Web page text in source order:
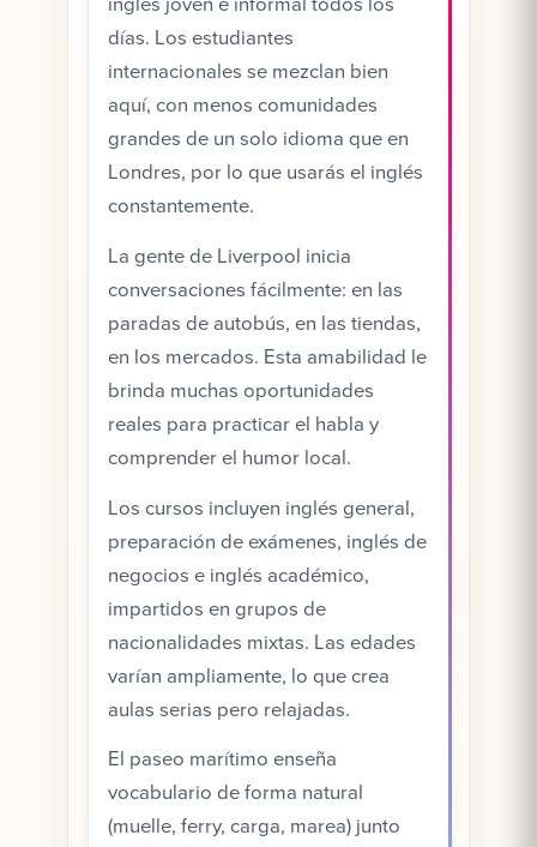
inglés joven e informal todos los
días. Los estudiantes
internacionales se mezclan bien
aquí, con menos comunidades
grandes de un solo idioma que en
Londres, por lo que usarás el inglés
constantemente.
La gente de Liverpool inicia
conversaciones fácilmente: en las
paradas de autobús, en las tiendas,
en los mercados. Esta amabilidad le
brinda muchas oportunidades
reales para practicar el habla y
comprender el humor local.
Los cursos incluyen inglés general,
preparación de exámenes, inglés de
negocios e inglés académico,
impartidos en grupos de
nacionalidades mixtas. Las edades
varían ampliamente, lo que crea
aulas serias pero relajadas.
El paseo marítimo enseña
vocabulario de forma natural
(muelle, ferry, carga, marea) junto